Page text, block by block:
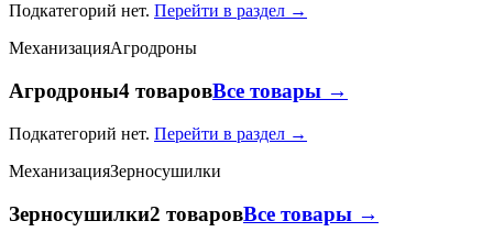
Подкатегорий нет. Перейти в раздел →
МеханизацияАгродроны
Агродроны4 товаровВсе товары →
Подкатегорий нет. Перейти в раздел →
МеханизацияЗерносушилки
Зерносушилки2 товаровВсе товары →